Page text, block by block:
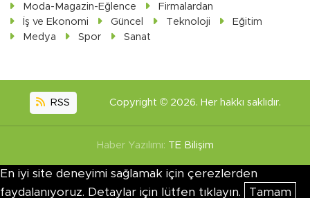
Moda-Magazin-Eğlence
Firmalardan
İş ve Ekonomi
Güncel Teknoloji
Eğitim
Medya
Spor Sanat
RSS Copyright © 2026. Her hakkı saklıdır.
Haber Yazılımı: TE Bilişim
En iyi site deneyimi sağlamak için çerezlerden
faydalanıyoruz. Detaylar için lütfen tıklayın.
Tamam